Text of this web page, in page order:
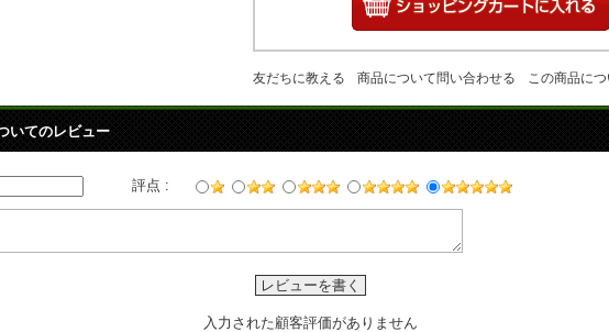
友だちに教える 商品について問い合わせる この商品に
いてのレビュー
評点 :
レビューを書く
入力された顧客評価がありません